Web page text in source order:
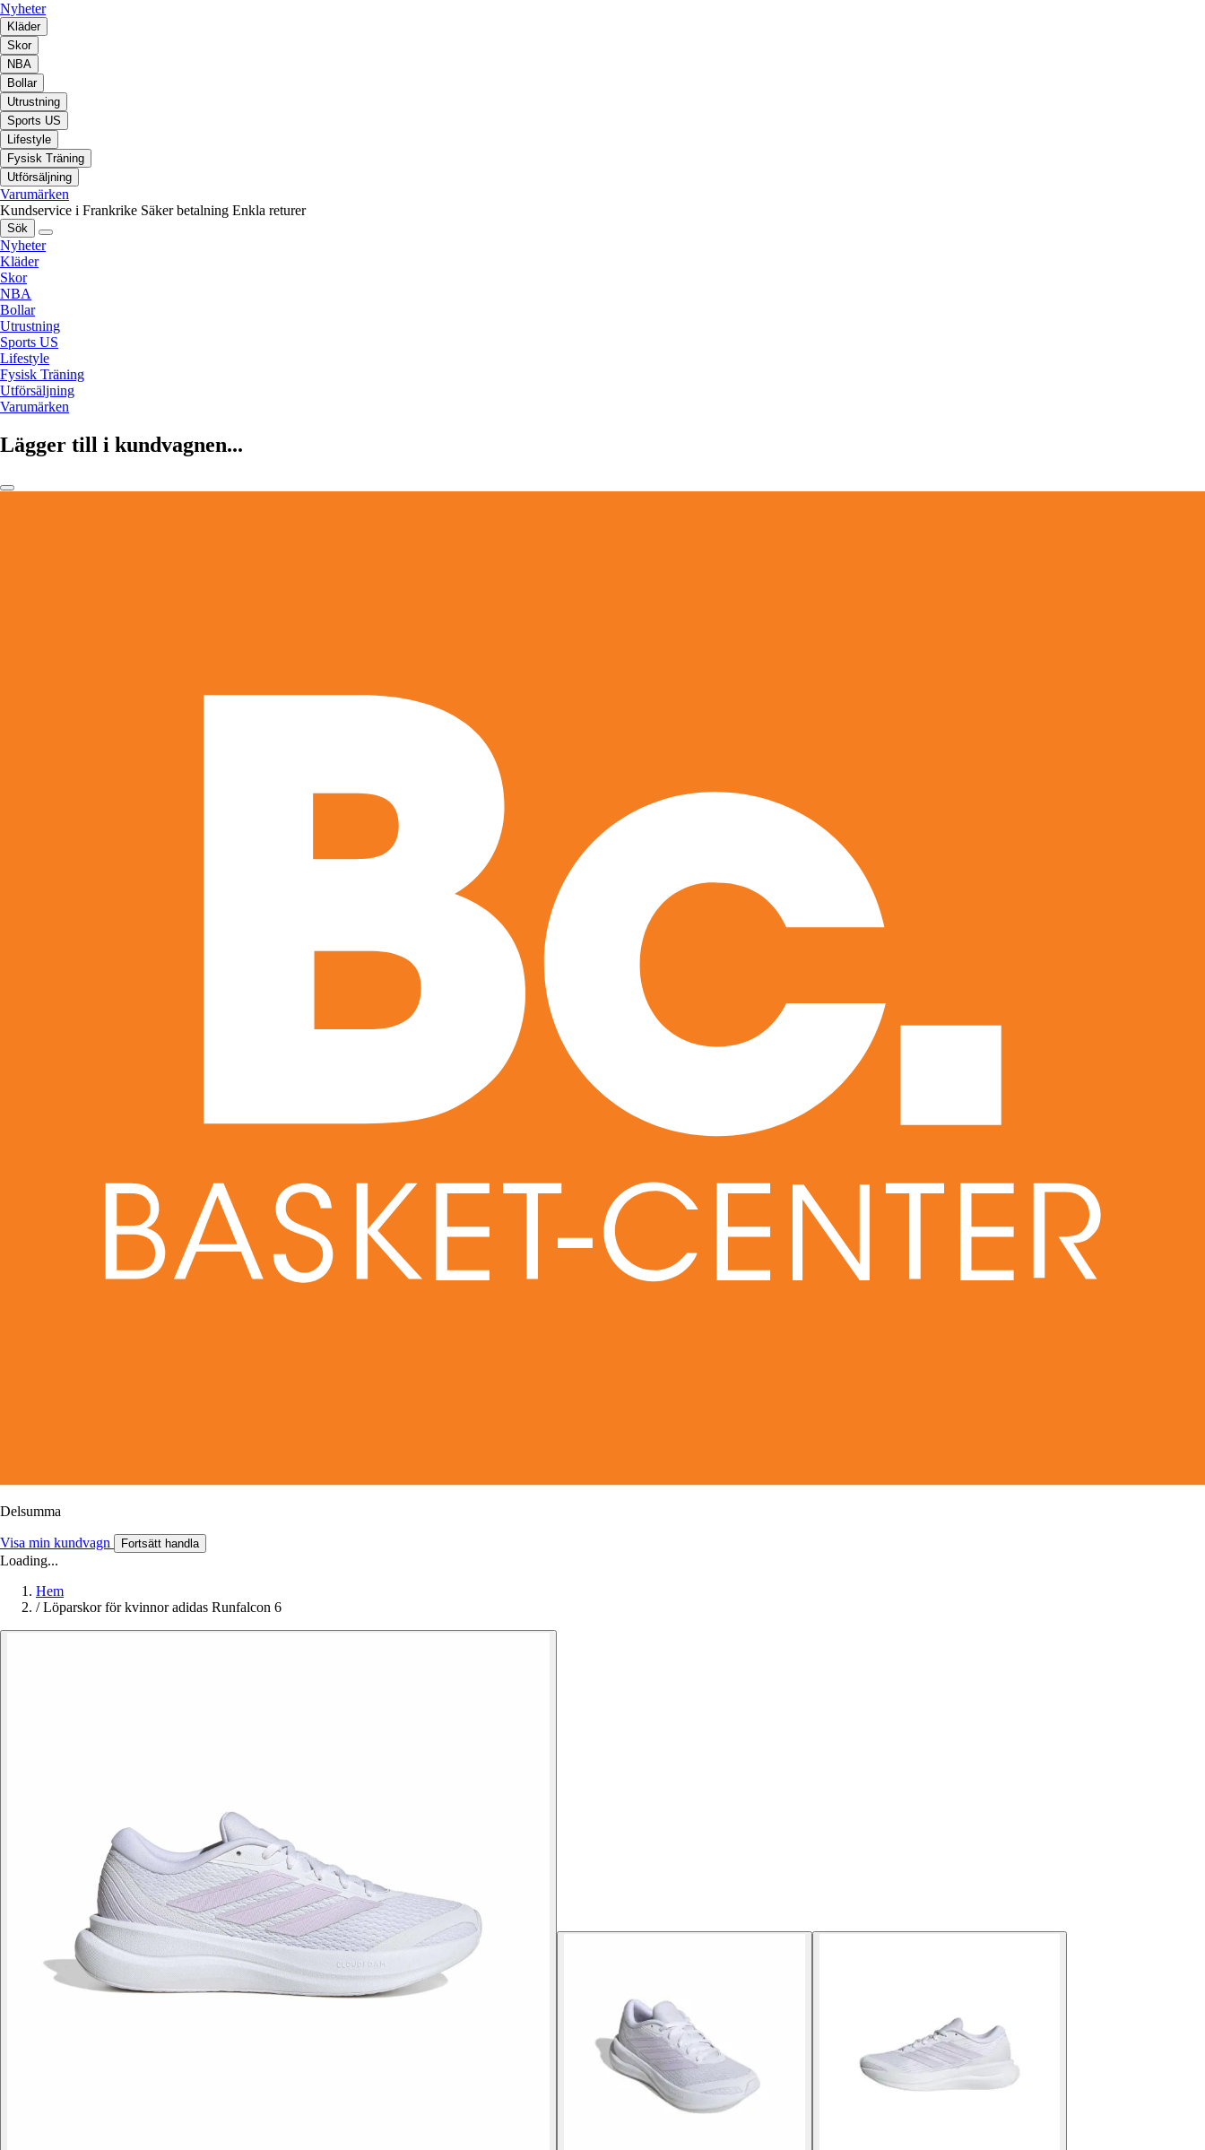
Nyheter
Kläder
Skor
NBA
Bollar
Utrustning
Sports US
Lifestyle
Fysisk Träning
Utförsäljning
Varumärken
Kundservice i Frankrike Säker betalning Enkla returer
Sök
Nyheter
Kläder
Skor
NBA
Bollar
Utrustning
Sports US
Lifestyle
Fysisk Träning
Utförsäljning
Varumärken
Lägger till i kundvagnen...
Delsumma
Visa min kundvagn Fortsätt handla
Loading...
Hem
/ Löparskor för kvinnor adidas Runfalcon 6